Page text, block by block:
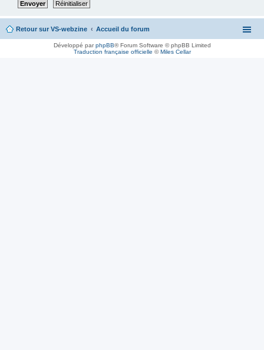
Retour sur VS-webzine Accueil du forum
Développé parphpBB® Forum Software © phpBB Limited
Traduction française officielle ©Miles Cellar